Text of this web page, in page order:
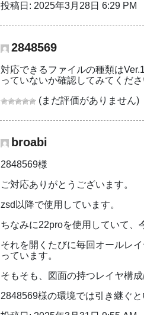
投稿日: 2025年3月28日 6:29 PM
2848569
対応できるファイルの種類は
っていないか確認してみてくださ
(まだ評価がありません)
broabi
2848569様
ご対応ありがとうございます。
zsd以降で使用しています。
ちなみに22proを使用していて、
それを開くたびに毎回オールレ
っています。
そもそも、図面の持つレイヤ構
2848569様の環境では引き継ぐ